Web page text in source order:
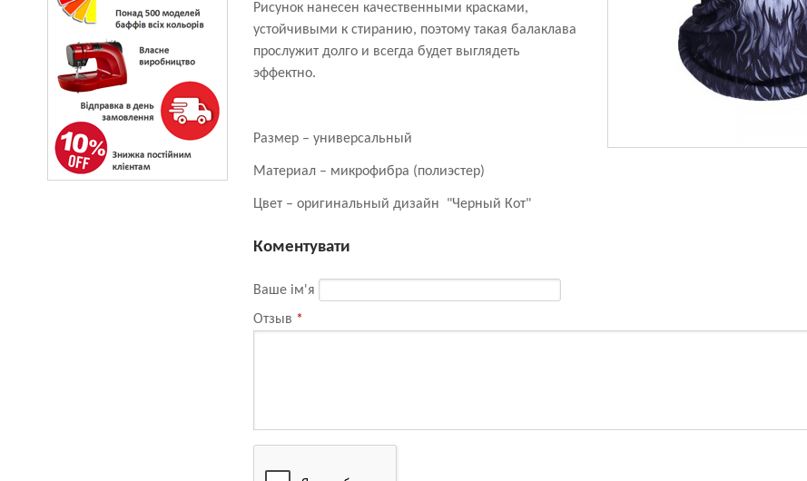
Рисунок нанесен качественными красками,
устойчивыми к стиранию, поэтому такая балаклава
прослужит долго и всегда будет выглядеть
эффектно.
Размер – универсальный
Материал – микрофибра (полиэстер)
Цвет – оригинальный дизайн "Черный Кот"
Коментувати
Ваше ім'я
Отзыв *